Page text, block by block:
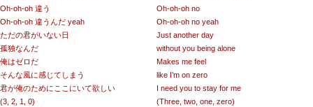
Oh-oh-oh 違う
Oh-oh-oh 違うんだ yeah
ただの君がいない日
孤独なんだ
俺はゼロだ
そんな風に感じてしまう
君が俺のためにここにいて欲しい
(3, 2, 1, 0)
Oh-oh-oh no
Oh-oh-oh no yeah
Just another day
without you being alone
Makes me feel
like I’m on zero
I need you to stay for me
(Three, two, one, zero)